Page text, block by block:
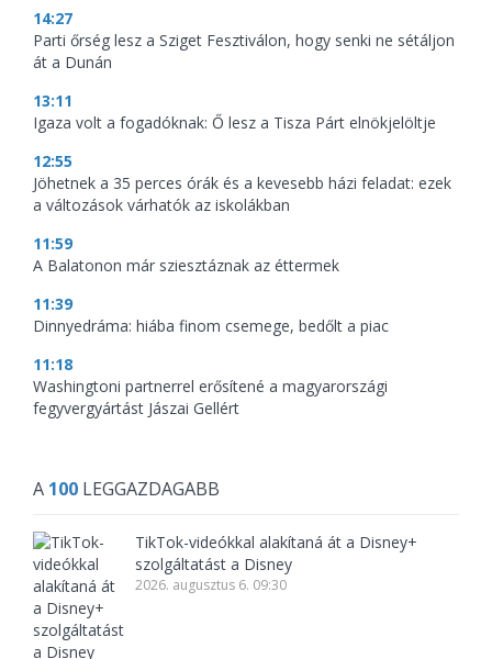
14:27
Parti őrség lesz a Sziget Fesztiválon, hogy senki ne sétáljon
át a Dunán
13:11
Igaza volt a fogadóknak: Ő lesz a Tisza Párt elnökjelöltje
12:55
Jöhetnek a 35 perces órák és a kevesebb házi feladat: ezek
a változások várhatók az iskolákban
11:59
A Balatonon már sziesztáznak az éttermek
11:39
Dinnyedráma: hiába finom csemege, bedőlt a piac
11:18
Washingtoni partnerrel erősítené a magyarországi
fegyvergyártást Jászai Gellért
A 100 LEGGAZDAGABB
TikTok-videókkal alakítaná át a Disney+
szolgáltatást a Disney
2026. augusztus 6. 09:30